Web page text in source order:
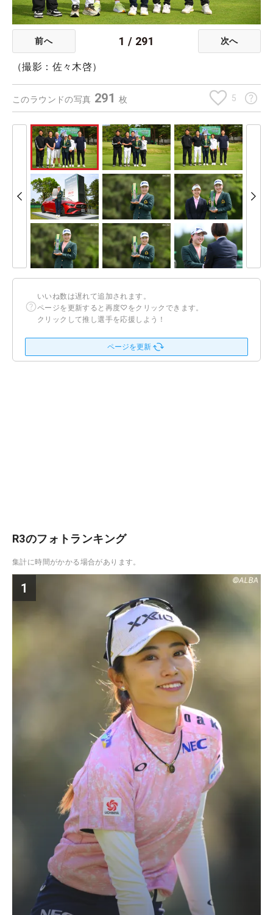
前へ 1 / 291 次へ
（撮影：佐々木啓）
このラウンドの写真 291 枚 5
いいね数は遅れて追加されます。
ページを更新すると再度♡をクリックできます。
クリックして推し選手を応援しよう！
ページを更新
R3のフォトランキング
集計に時間がかかる場合があります。
1